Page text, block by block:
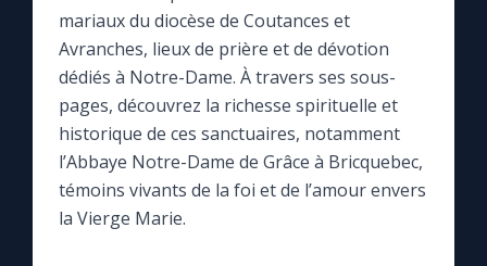
La newsletter
La vidéo de la semaine
Le compte Tiktok
Le magazine
mariaux du diocèse de Coutances et
Avranches, lieux de prière et de dévotion
dédiés à Notre-Dame. À travers ses sous-
pages, découvrez la richesse spirituelle et
historique de ces sanctuaires, notamment
l’Abbaye Notre-Dame de Grâce à Bricquebec,
témoins vivants de la foi et de l’amour envers
la Vierge Marie.